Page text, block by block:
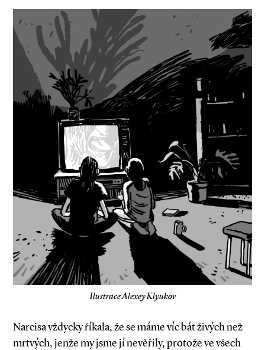
Ilustrace Alexey Klyukov
Narcisa vždycky říkala, že se máme víc bát živých než
mrtvých, jenže my jsme jí nevěřily, protože ve všech